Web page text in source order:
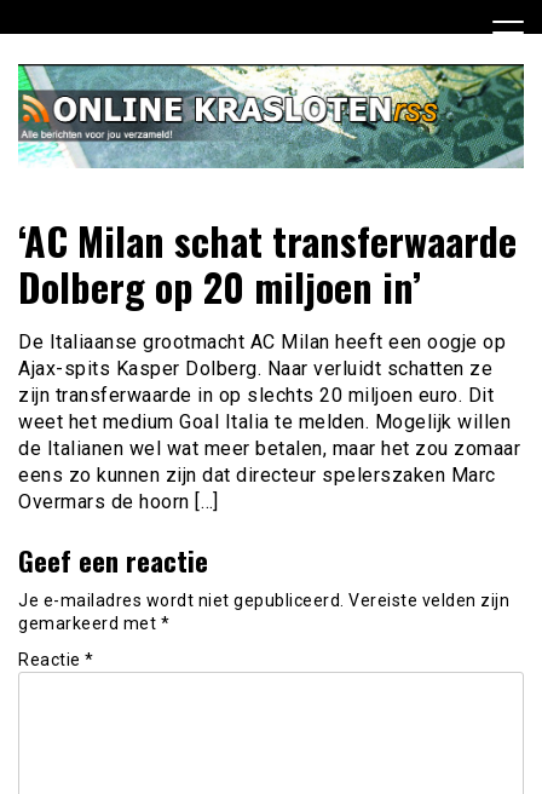
naar
inhoud
Online Krasloten RSS
jou verzameld
‘AC Milan schat transferwaarde
Dolberg op 20 miljoen in’
De Italiaanse grootmacht AC Milan heeft een oogje op
Ajax-spits Kasper Dolberg. Naar verluidt schatten ze
zijn transferwaarde in op slechts 20 miljoen euro. Dit
weet het medium Goal Italia te melden. Mogelijk willen
de Italianen wel wat meer betalen, maar het zou zomaar
eens zo kunnen zijn dat directeur spelerszaken Marc
Overmars de hoorn […]
Geef een reactie
Je e-mailadres wordt niet gepubliceerd. Vereiste velden zijn
gemarkeerd met *
Reactie *